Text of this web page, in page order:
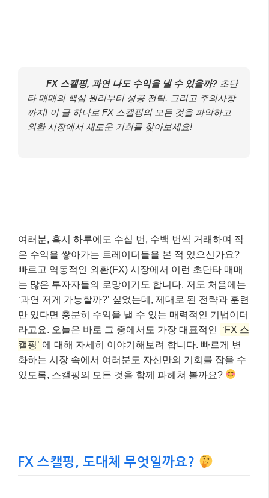
FX 스캘핑, 과연 나도 수익을 낼 수 있을까? 초단
타 매매의 핵심 원리부터 성공 전략, 그리고 주의사항
까지! 이 글 하나로 FX 스캘핑의 모든 것을 파악하고
외환 시장에서 새로운 기회를 찾아보세요!
여러분, 혹시 하루에도 수십 번, 수백 번씩 거래하며 작
은 수익을 쌓아가는 트레이더들을 본 적 있으신가요?
빠르고 역동적인 외환(FX) 시장에서 이런 초단타 매매
는 많은 투자자들의 로망이기도 합니다. 저도 처음에는
‘과연 저게 가능할까?’ 싶었는데, 제대로 된 전략과 훈련
만 있다면 충분히 수익을 낼 수 있는 매력적인 기법이더
라고요. 오늘은 바로 그 중에서도 가장 대표적인
‘FX 스
캘핑’ 에 대해 자세히 이야기해보려 합니다. 빠르게 변
화하는 시장 속에서 여러분도 자신만의 기회를 잡을 수
있도록, 스캘핑의 모든 것을 함께 파헤쳐 볼까요?
FX 스캘핑, 도대체 무엇일까요?